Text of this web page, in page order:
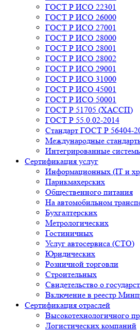
ГОСТ Р ИСО 22301
ГОСТ Р ИСО 26000
ГОСТ Р ИСО 27001
ГОСТ Р ИСО 28000
ГОСТ Р ИСО 28001
ГОСТ Р ИСО 28002
ГОСТ Р ИСО 29001
ГОСТ Р ИСО 31000
ГОСТ Р ИСО 45001
ГОСТ Р ИСО 50001
ГОСТ Р 51705 (ХАССП)
ГОСТ Р 55.0.02-2014
Стандарт ГОСТ Р 56404-
Международные
Интегрированные
Сертификация услуг
Информационных (IT и
Парикмахерских
Общественного питания
На автомобильном
Бухгалтерских
Метрологических
Гостиничных
Услуг автосервиса (СТО)
Юридических
Розничной торговли
Строительных
Свидетельство о
Включение в реестр
Сертификация отраслей
Высокотехнологичного
Логистических компаний